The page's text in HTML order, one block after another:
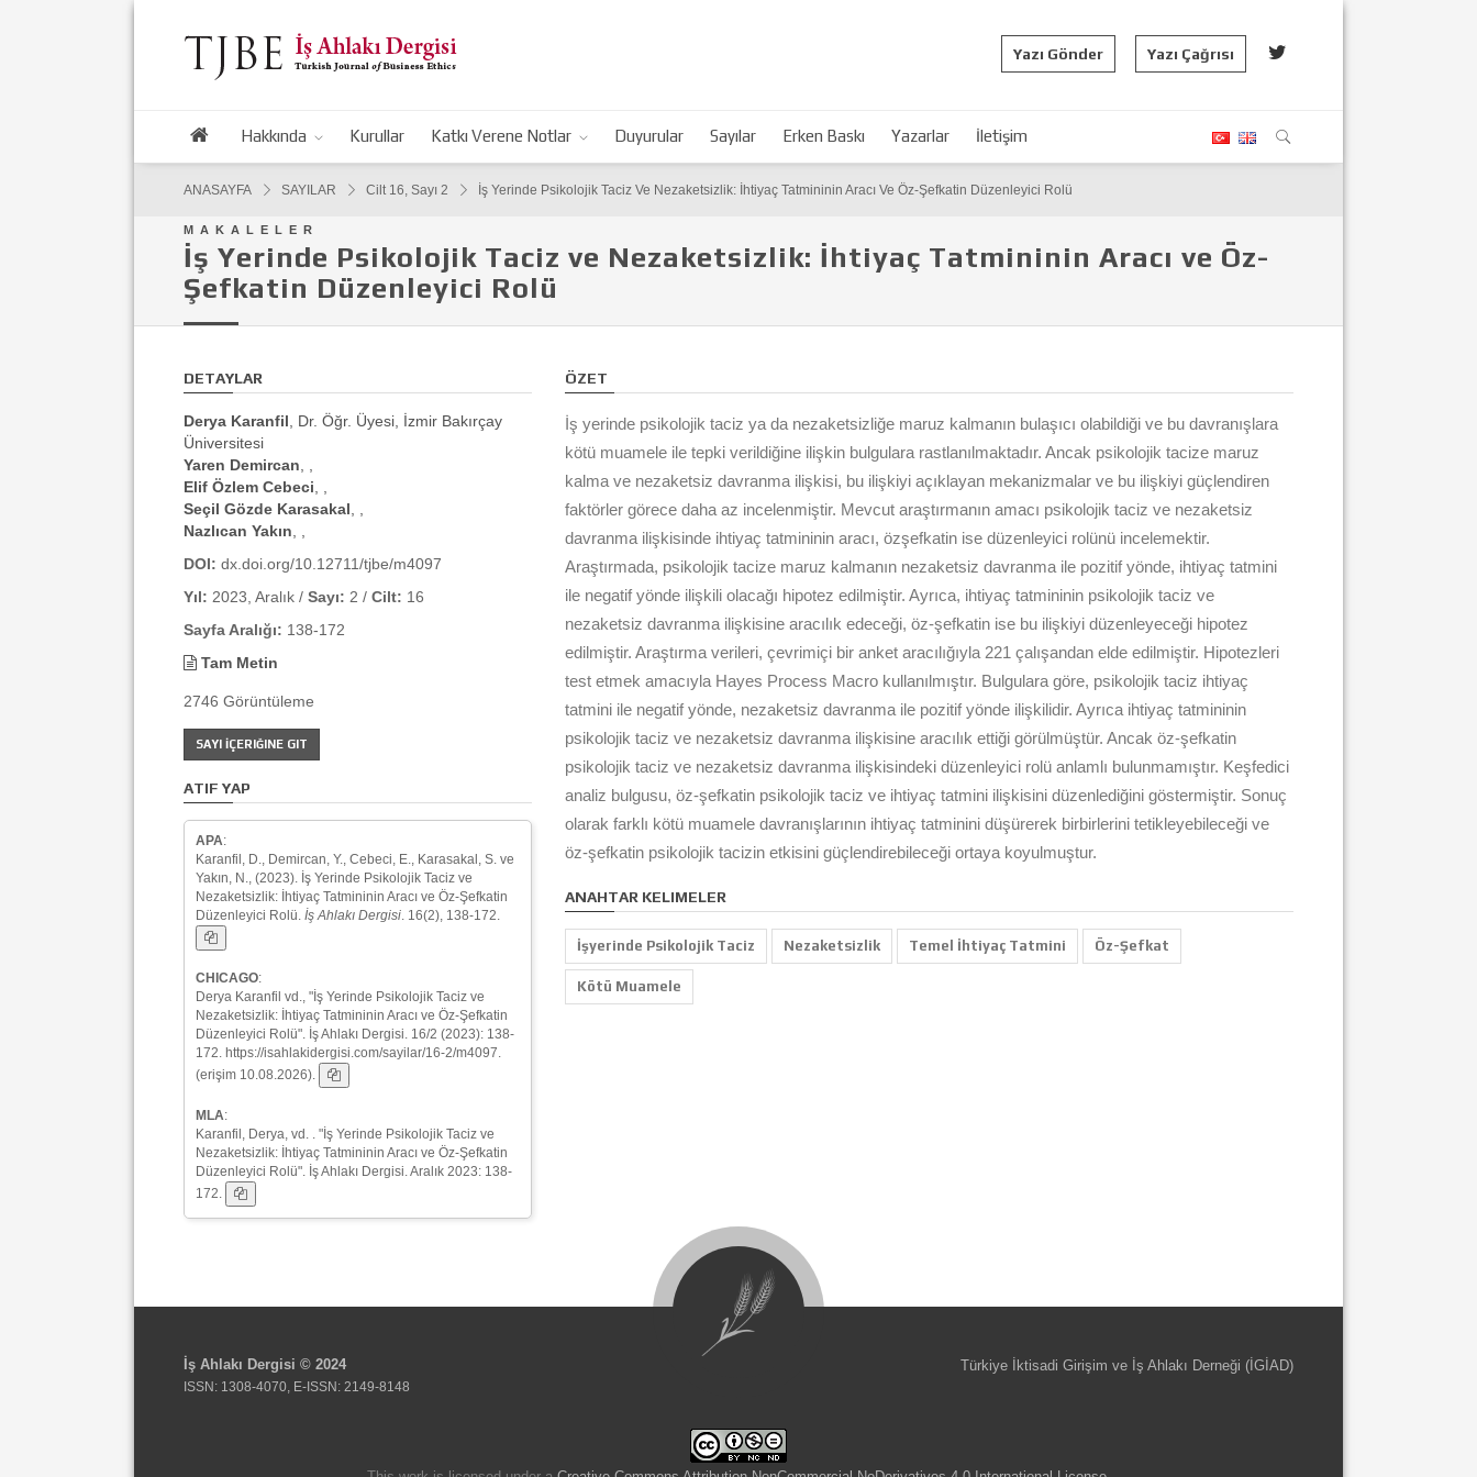
Yazı Gönder Yazı Çağrısı
Hakkında Kurullar Katkı Verene Notlar Duyurular Sayılar Erken Baskı Yazarlar İletişim
ANASAYFA SAYILAR Cilt 16, Sayı 2 İş Yerinde Psikolojik Taciz Ve Nezaketsizlik: İhtiyaç Tatmininin Aracı Ve Öz-Şefkatin Düzenleyici Rolü
MAKALELER
İş Yerinde Psikolojik Taciz ve Nezaketsizlik: İhtiyaç Tatmininin Aracı ve Öz-
Şefkatin Düzenleyici Rolü
ÖZET
İş yerinde psikolojik taciz ya da nezaketsizliğe maruz kalmanın bulaşıcı olabildiği ve bu davranışlara
kötü muamele ile tepki verildiğine ilişkin bulgulara rastlanılmaktadır. Ancak psikolojik tacize maruz
kalma ve nezaketsiz davranma ilişkisi, bu ilişkiyi açıklayan mekanizmalar ve bu ilişkiyi güçlendiren
faktörler görece daha az incelenmiştir. Mevcut araştırmanın amacı psikolojik taciz ve nezaketsiz
davranma ilişkisinde ihtiyaç tatmininin aracı, özşefkatin ise düzenleyici rolünü incelemektir.
Araştırmada, psikolojik tacize maruz kalmanın nezaketsiz davranma ile pozitif yönde, ihtiyaç tatmini
ile negatif yönde ilişkili olacağı hipotez edilmiştir. Ayrıca, ihtiyaç tatmininin psikolojik taciz ve
nezaketsiz davranma ilişkisine aracılık edeceği, öz-şefkatin ise bu ilişkiyi düzenleyeceği hipotez
edilmiştir. Araştırma verileri, çevrimiçi bir anket aracılığıyla 221 çalışandan elde edilmiştir. Hipotezleri
test etmek amacıyla Hayes Process Macro kullanılmıştır. Bulgulara göre, psikolojik taciz ihtiyaç
tatmini ile negatif yönde, nezaketsiz davranma ile pozitif yönde ilişkilidir. Ayrıca ihtiyaç tatmininin
psikolojik taciz ve nezaketsiz davranma ilişkisine aracılık ettiği görülmüştür. Ancak öz-şefkatin
psikolojik taciz ve nezaketsiz davranma ilişkisindeki düzenleyici rolü anlamlı bulunmamıştır. Keşfedici
analiz bulgusu, öz-şefkatin psikolojik taciz ve ihtiyaç tatmini ilişkisini düzenlediğini göstermiştir. Sonuç
olarak farklı kötü muamele davranışlarının ihtiyaç tatminini düşürerek birbirlerini tetikleyebileceği ve
öz-şefkatin psikolojik tacizin etkisini güçlendirebileceği ortaya koyulmuştur.
ANAHTAR KELIMELER
İşyerinde Psikolojik Taciz Nezaketsizlik Temel İhtiyaç Tatmini Öz-Şefkat
Kötü Muamele
DETAYLAR
Derya Karanfil , Dr. Öğr. Üyesi, İzmir Bakırçay
Üniversitesi
Yaren Demircan
Elif Özlem Cebeci
Seçil Gözde Karasakal
Nazlıcan Yakın
DOI: dx.doi.org/10.12711/tjbe/m4097
Yıl: 2023, Aralık / Sayı: 2 / Cilt: 16
Sayfa Aralığı: 138-172
Tam Metin
2746 Görüntüleme
SAYI İÇERIĞINE GIT
ATIF YAP
APA:
Karanfil, D., Demircan, Y., Cebeci, E., Karasakal, S. ve
Yakın, N., (2023). İş Yerinde Psikolojik Taciz ve
Nezaketsizlik: İhtiyaç Tatmininin Aracı ve Öz-Şefkatin
Düzenleyici Rolü. İş Ahlakı Dergisi. 16(2), 138-172.
CHICAGO:
Derya Karanfil vd., "İş Yerinde Psikolojik Taciz ve
Nezaketsizlik: İhtiyaç Tatmininin Aracı ve Öz-Şefkatin
Düzenleyici Rolü". İş Ahlakı Dergisi. 16/2 (2023): 138-
172. https://isahlakidergisi.com/sayilar/16-2/m4097.
(erişim 10.08.2026).
MLA:
Karanfil, Derya, vd. . "İş Yerinde Psikolojik Taciz ve
Nezaketsizlik: İhtiyaç Tatmininin Aracı ve Öz-Şefkatin
Düzenleyici Rolü". İş Ahlakı Dergisi. Aralık 2023: 138-
172.
İş Ahlakı Dergisi © 2024
ISSN: 1308-4070, E-ISSN: 2149-8148
Türkiye İktisadi Girişim ve İş Ahlakı Derneği (İGİAD)